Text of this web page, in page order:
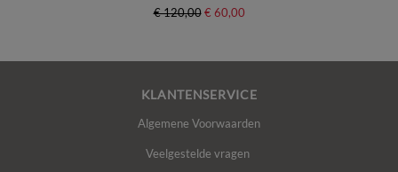
€ 120,00 € 60,00
KLANTENSERVICE
Algemene Voorwaarden
Veelgestelde vragen